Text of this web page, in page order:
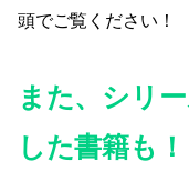
頭でご覧ください！
また、シリ
した書籍も！